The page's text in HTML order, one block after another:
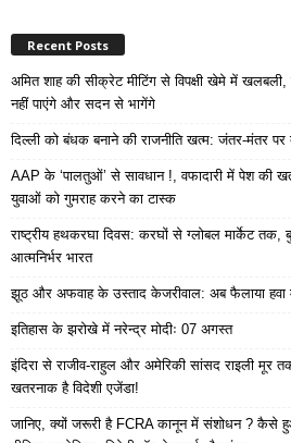
Recent Posts
अमित शाह की सीक्रेट मीटिंग से विपक्षी खेमे में
नहीं पाएंगे और सदन से भागेंगे
दिल्ली को बंधक बनाने की राजनीति खत्म: जंतर-मंतर पर
AAP के ‘पालतुओं’ से सावधान !, वफादारी में पेश की
युवाओं को गुमराह करने का टास्क
राष्ट्रीय हथकरघा दिवस: करघों से ग्लोबल मार्केट
आत्मनिर्भर भारत
झूठ और अफवाह के उस्ताद केजरीवाल: अब फैलाया हवा
इतिहास के झरोखे में नरेन्द्र मोदीः 07 अगस्त
इंदिरा से राजीव-राहुल और अमेरिकी सांसद राइली मूर
खतरनाक है विदेशी एजेंडा!
जानिए, क्यों जरूरी है FCRA कानून में संशोधन ? कैसे